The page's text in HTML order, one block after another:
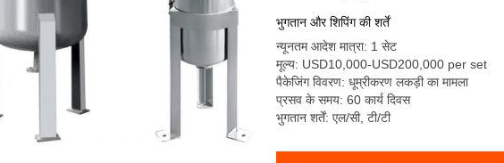
भुगतान और शिपिंग की शर्तें
न्यूनतम आदेश मात्रा: 1 सेट
मूल्य: USD10,000-USD200,000 per set
पैकेजिंग विवरण: धूम्रीकरण लकड़ी का मामला
प्रसव के समय: 60 कार्य दिवस
भुगतान शर्तें: एल/सी, टी/टी